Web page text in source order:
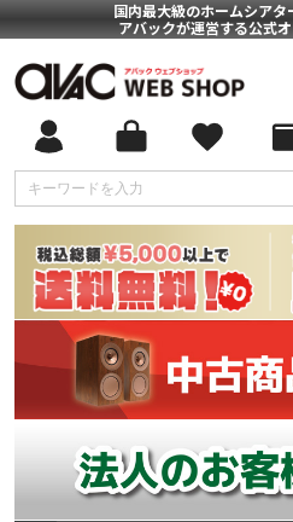
国内最大級のホームシア
アバックが運営する公式